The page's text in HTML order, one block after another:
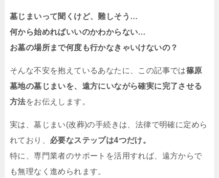
墓じまいって聞くけど、難しそう…
何から始めればいいのかわからない…
お墓の場所まで何度も行かなきゃいけないの？
そんな不安を抱えているあなたに、この記事では篠原
墓地の墓じまいを、遠方にいながら確実に完了させる
方法をお伝えします。
実は、墓じまい(改葬)の手続きは、法律で明確に定めら
れており、 必要なステップは4つだけ。
特に、専門業者のサポートを活用すれば、遠方からで
も無理なく進められます。